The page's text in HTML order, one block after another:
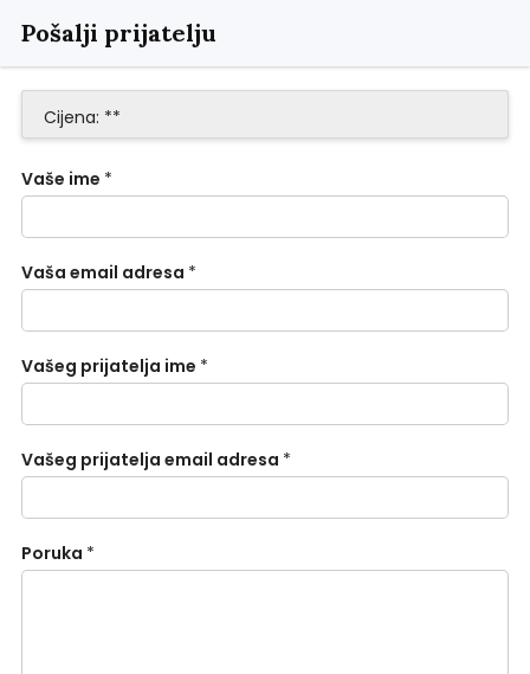
Pošalji prijatelju
Cijena: **
Vaše ime *
Vaša email adresa *
Vašeg prijatelja ime *
Vašeg prijatelja email adresa *
Poruka *